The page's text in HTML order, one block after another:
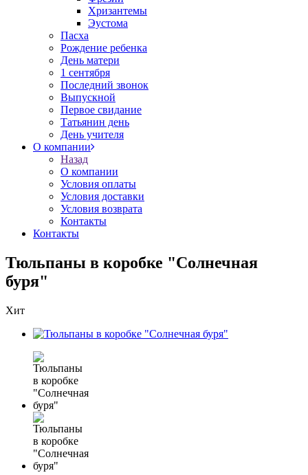
Хризантемы
Эустома
Пасха
Рождение ребенка
День матери
1 сентября
Последний звонок
Выпускной
Первое свидание
Татьянин день
День учителя
О компании
Назад
О компании
Условия оплаты
Условия доставки
Условия возврата
Контакты
Контакты
Тюльпаны в коробке "Солнечная
буря"
Хит